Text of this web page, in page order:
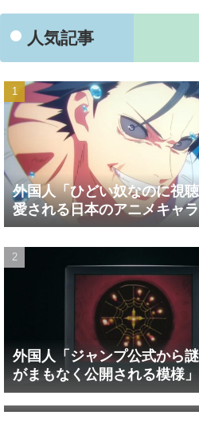
人気記事
外国人「ひどい奴なのに視
愛される日本のアニメキャ
ら」（海外の反応）
外国人「ジャンプ公式から
がまもなく公開される模様
さか本当にくるのか？！」
反応）
外国人「日本のアニメを見
泣いた作品は？」→「2000
泣けるアニメ」（海外の反